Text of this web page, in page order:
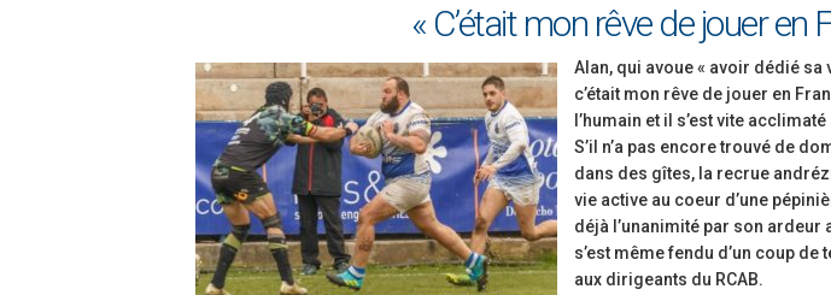
« C’était mon rêve de jouer en
Alan, qui avoue « avoir dédié sa
c’était mon rêve de jouer en
l’humain et il s’est vite
S’il n’a pas encore trouvé de
dans des gîtes, la recrue
vie active au coeur d’une
déjà l’unanimité par son ardeur
s’est même fendu d’un coup
aux dirigeants du RCAB.